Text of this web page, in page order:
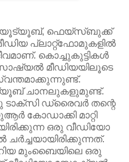
യൂട്യൂബ്, ഫെയ്‌സ്ബുക്ക്
പ്ലാറ്റ്‌ഫോമുകളിൽ
കൊച്ചുകുട്ടികൾ
മീഡിയയിലൂടെ
ചാനലുകളുമുണ്ട്.
ടാക്‌സി ഡ്രൈവർ തന്റെ
കോഡാക്കി മാറ്റി
ഒരു വീഡിയോ
മുംബൈയിലെ ഒരു